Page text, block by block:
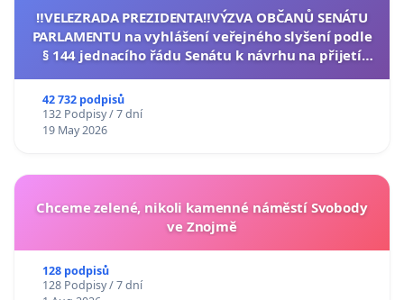
‼️VELEZRADA PREZIDENTA‼️VÝZVA OBČANŮ SENÁTU
PARLAMENTU na vyhlášení veřejného slyšení podle
§ 144 jednacího řádu Senátu k návrhu na přijetí
42 732 podpisů
132 Podpisy / 7 dní
19 May 2026
Chceme zelené, nikoli kamenné náměstí Svobody
ve Znojmě
128 podpisů
128 Podpisy / 7 dní